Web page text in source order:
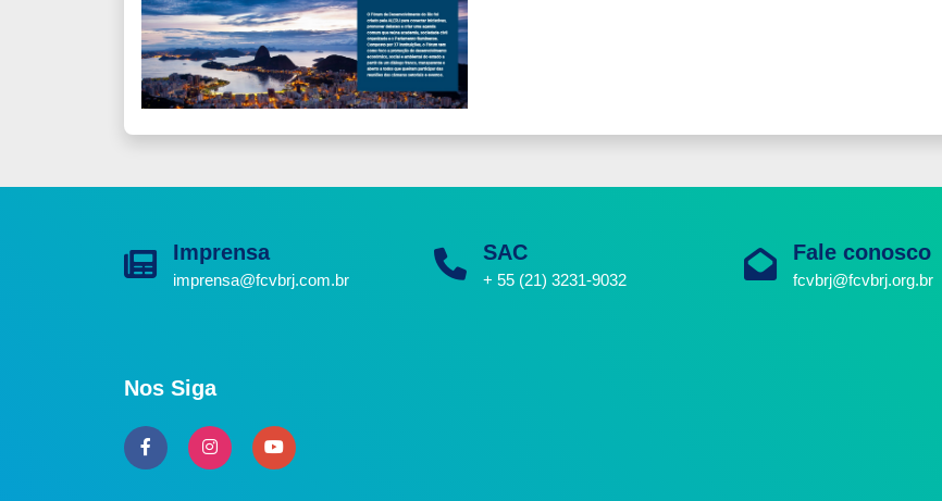
Imprensa
imprensa@fcvbrj.com.br
SAC
+ 55 (21) 3231-9032
Fale conosco
fcvbrj@fcvbrj.org.br
Nos Siga